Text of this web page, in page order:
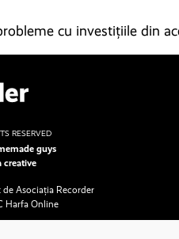
cu investițiile din
RESERVED
guys
creative
Asociația Recorder
Harfa Online